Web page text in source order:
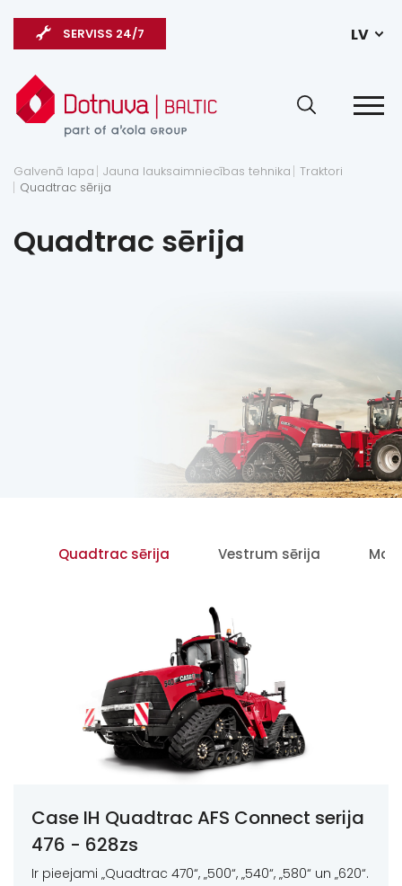
LV
SERVISS 24/7
Galvenā lapa Jauna lauksaimniecības tehnika Traktori
Quadtrac sērija
Quadtrac sērija
Quadtrac sērija Vestrum sērija
Case IH Quadtrac AFS Connect serija
476 - 628zs
Ir pieejami „Quadtrac 470“, „500“, „540“, „580“ un „620“.